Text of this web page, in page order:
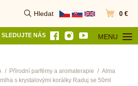
Hledat
Vyhledat Přejít do
0 €
SLEDUJTE NÁS MENU
OTEVŘÍT
Přírodní parfémy a aromaterapie
Alma
s krystalovými korálky Raduj se 50ml